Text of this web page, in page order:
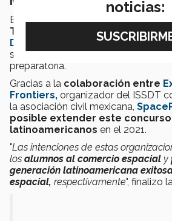
El
International Space
Tournament
está basado enla
Design Competition (SSDC),la
sobre asentamientos espaciales
preparatoria.
Gracias a la colaboración entre
Frontiers, organizador del ISSDT
la asociación civil mexicana,
posible extender este
latinoamericanos en el 2021.
"Las intenciones de estas
los alumnos al comercio espacial y
generación latinoamericana
espacial, respectivamente", finalizo
noticias: